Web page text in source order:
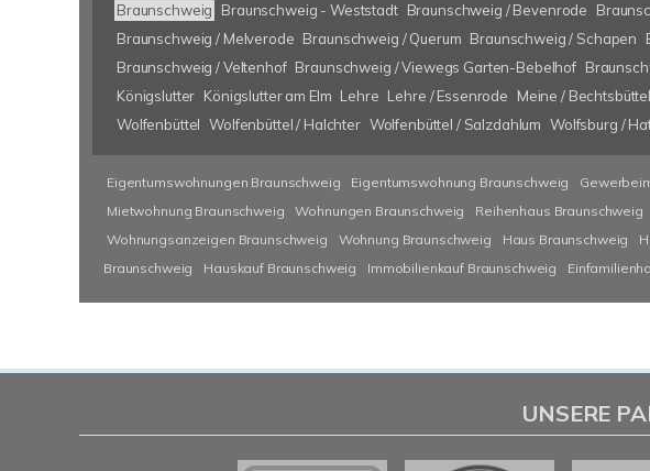
Braunschweig Braunschweig - Weststadt Braunschweig / Bevenrode
Braunschweig / Melverode Braunschweig / Querum Braunschweig / Schapen
Braunschweig / Veltenhof Braunschweig / Viewegs Garten-Bebelhof
Königslutter Königslutter am Elm Lehre Lehre / Essenrode Meine / Bechtsbüttel
Wolfenbüttel Wolfenbüttel / Halchter Wolfenbüttel / Salzdahlum Wolfsburg /
Eigentumswohnungen Braunschweig Eigentumswohnung Braunschweig
Mietwohnung Braunschweig
Wohnungen Braunschweig Reihenhaus Braunschweig
Wohnungsanzeigen Braunschweig
Wohnung Braunschweig Haus Braunschweig
Braunschweig
Hauskauf Braunschweig Immobilienkauf Braunschweig
UNSERE